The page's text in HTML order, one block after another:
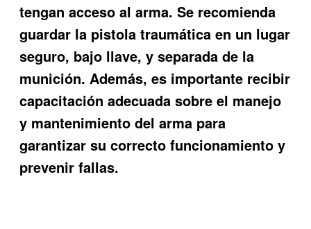
tengan acceso al arma. Se recomienda
guardar la pistola traumática en un lugar
seguro, bajo llave, y separada de la
munición. Además, es importante recibir
capacitación adecuada sobre el manejo
y mantenimiento del arma para
garantizar su correcto funcionamiento y
prevenir fallas.